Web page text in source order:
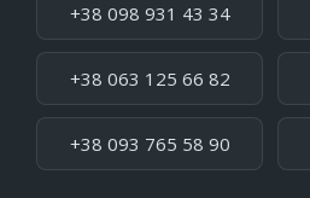
+38 098 931 43 34
+38 063 125 66 82
+38 093 765 58 90